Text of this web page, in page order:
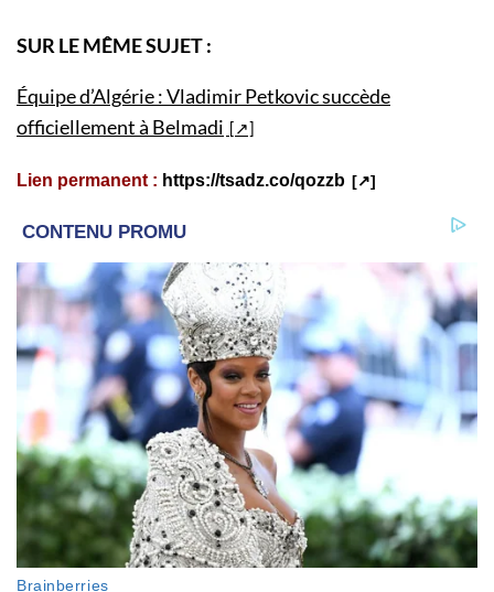
SUR LE MÊME SUJET :
Équipe d’Algérie : Vladimir Petkovic succède
officiellement à Belmadi
Lien permanent : https://tsadz.co/qozzb